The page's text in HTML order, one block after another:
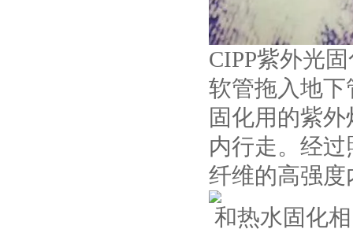
CIPP紫外光
软管拖入地
固化用的紫
内行走。经
纤维的高强
和热水固化